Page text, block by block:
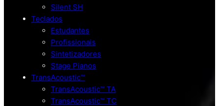
Silent SH
Teclados
Estudantes
Profissionais
Sintetizadores
Stage Pianos
TransAcoustic™
TransAcoustic™ TA
TransAcoustic™ TC